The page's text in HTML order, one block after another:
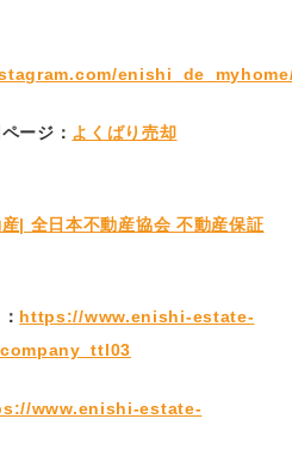
ージ： よくばり売却
| 全日本不動産協会 不動産保証
https://www.enishi-estate-
www.enishi-estate-